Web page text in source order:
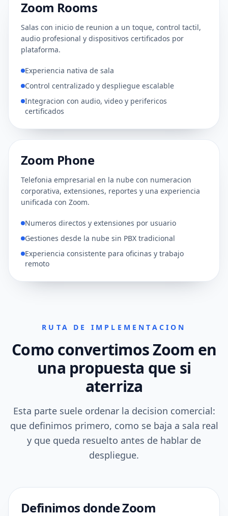
ESPACIOS CERTIFICADOS
Zoom Rooms
Salas con inicio de reunion a un toque, control tactil,
audio profesional y dispositivos certificados por
plataforma.
Experiencia nativa de sala
Control centralizado y despliegue escalable
Integracion con audio, video y perifericos
certificados
TELEFONIA CLOUD
Zoom Phone
Telefonia empresarial en la nube con numeracion
corporativa, extensiones, reportes y una experiencia
unificada con Zoom.
Numeros directos y extensiones por usuario
Gestiones desde la nube sin PBX tradicional
Experiencia consistente para oficinas y trabajo
remoto
RUTA DE IMPLEMENTACION
Como convertimos Zoom en
una propuesta que si
aterriza
Esta parte suele ordenar la decision comercial:
que definimos primero, como se baja a sala real
y que queda resuelto antes de hablar de
despliegue.
01 DISCOVERY
Definimos donde Zoom